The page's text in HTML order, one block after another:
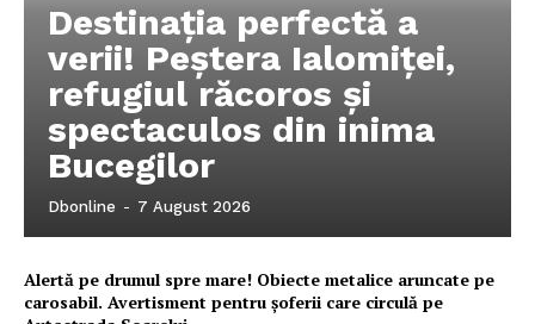
Destinația perfectă a
verii! Peștera Ialomiței,
refugiul răcoros și
spectaculos din inima
Bucegilor
Dbonline - 7 August 2026
Alertă pe drumul spre mare! Obiecte metalice aruncate pe
carosabil. Avertisment pentru șoferii care circulă pe